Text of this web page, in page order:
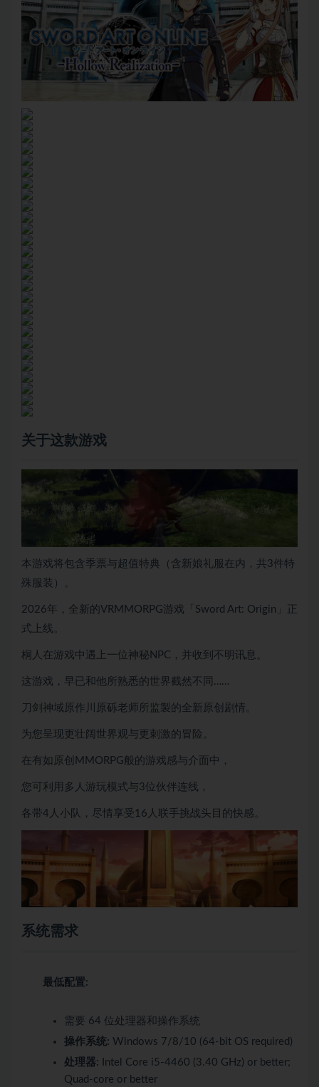
关于这款游戏
本游戏将包含季票与超值特典（含新娘礼服在内，共3件特
殊服装）。
2026年，全新的VRMMORPG游戏「Sword Art: Origin」正
式上线。
桐人在游戏中遇上一位神秘NPC，并收到不明讯息。
这游戏，早已和他所熟悉的世界截然不同……
刀剑神域原作川原砾老师所监製的全新原创剧情。
为您呈现更壮阔世界观与更刺激的冒险。
在有如原创MMORPG般的游戏感与介面中，
您可利用多人游玩模式与3位伙伴连线，
各带4人小队，尽情享受16人联手挑战头目的快感。
系统需求
最低配置:
需要 64 位处理器和操作系统
操作系统: Windows 7/8/10 (64-bit OS required)
处理器: Intel Core i5-4460 (3.40 GHz) or better;
Quad-core or better